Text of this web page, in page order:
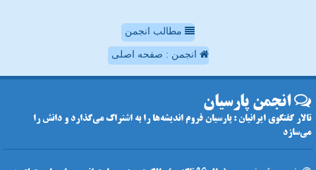
مطالب انجمن
انجمن : صفحه اصلی
انجمن پارسیان
تالار گفتگوی ایرانیان : پارسیان فروم اندیشه‌ها را به اشتراک می‌گذارد و دانش را
می‌سازد